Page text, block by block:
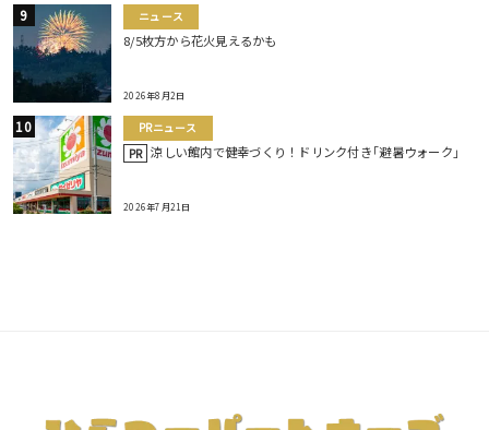
ニュース
8/5枚方から花火見えるかも
2026年8月2日
PRニュース
PR 涼しい館内で健幸づくり！ドリンク付き｢避暑ウォーク｣
2026年7月21日